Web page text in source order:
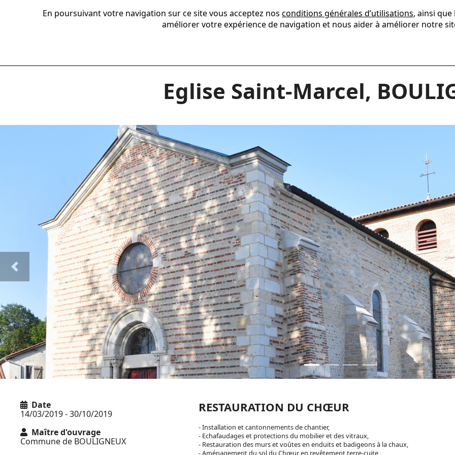
En poursuivant votre navigation sur ce site vous acceptez nosconditions générales d’utilisations, ainsi
améliorer votre expérience de navigation et nous aider à améliorer notre
Présentation Savoir-faire
Eglise Saint-Marcel,
Previous
Date
14/03/2019 - 30/10/2019
Maître d'ouvrage
Commune de BOULIGNEUX
RESTAURATION DU CHŒUR
- Installation et cantonnements de chantier,
- Echafaudages et protections du mobilier et des vitraux,
- Restauration des murs et voûtes en enduits et badigeons à la chaux,
- Aménagement du sol du Chœur en revêtement terre-cuite